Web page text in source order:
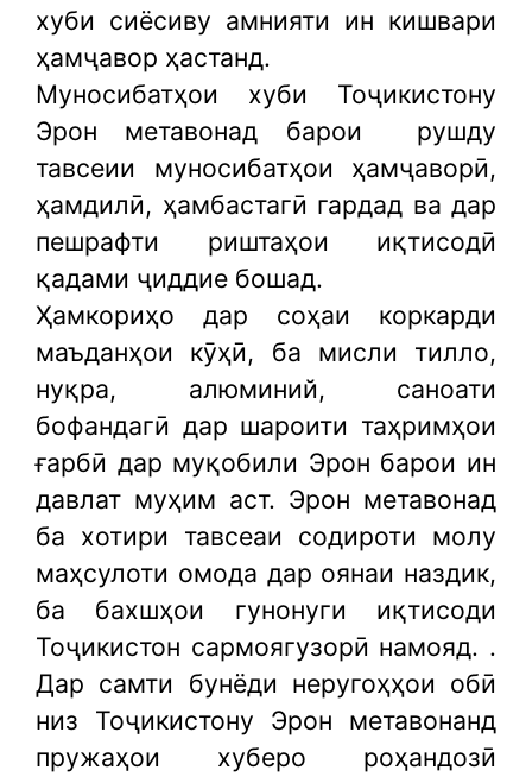
хуби сиёсиву амнияти ин кишвари
ҳамҷавор ҳастанд.
Муносибатҳои хуби Тоҷикистону
Эрон метавонад барои
рушду
тавсеии муносибатҳои ҳамҷаворӣ,
ҳамдилӣ, ҳамбастагӣ гардад ва дар
пешрафти риштаҳои иқтисодӣ
қадами ҷиддие бошад.
Ҳамкориҳо дар соҳаи коркарди
маъданҳои кӯҳӣ, ба мисли тилло,
нуқра, алюминий, саноати
бофандагӣ дар шароити таҳримҳои
ғарбӣ дар муқобили Эрон барои ин
давлат муҳим аст. Эрон метавонад
ба хотири тавсеаи содироти молу
маҳсулоти омода дар оянаи наздик,
ба бахшҳои гунонуги иқтисоди
Тоҷикистон сармоягузорӣ намояд. .
Дар самти бунёди неругоҳҳои обӣ
низ Тоҷикистону Эрон метавонанд
пружаҳои хуберо роҳандозӣ